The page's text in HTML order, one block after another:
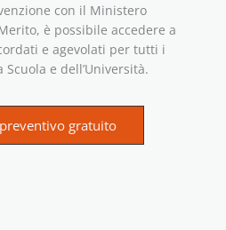
con il Ministero
è possibile accedere a
e agevolati per tutti i
e dell’Università.
gratuito